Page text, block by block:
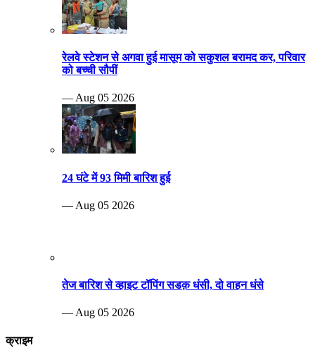
रेलवे स्टेशन से अगवा हुई मासूम को सकुशल बरामद कर, परिवार
को बच्ची सौपीं
— Aug 05 2026
24 घंटे में 93 मिमी बारिश हुई
— Aug 05 2026
तेज बारिश से व्हाइट टॉपिंग सडक़ धंसी, दो वाहन धंसे
— Aug 05 2026
क्राइम